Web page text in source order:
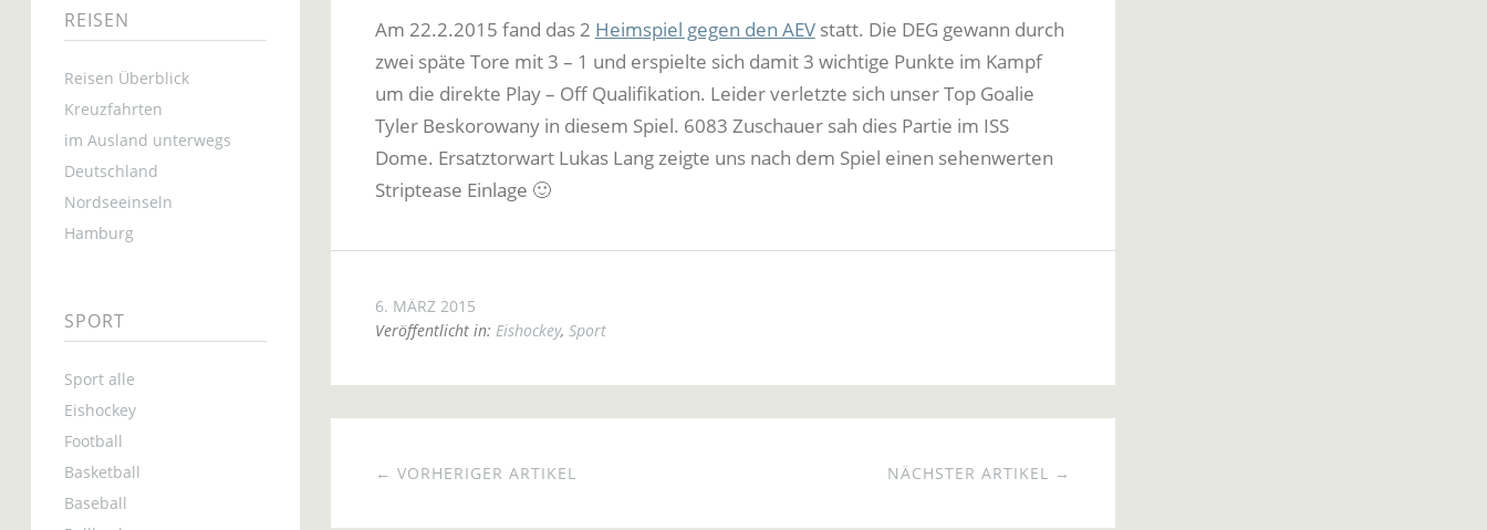
REISEN
Reisen Überblick
Kreuzfahrten
im Ausland unterwegs
Deutschland
Nordseeinseln
Hamburg
SPORT
Sport alle
Eishockey
Football
Basketball
Baseball
Am 22.2.2015 fand das 2 Heimspiel gegen den AEVstatt. Die DEG gewann durch
zwei späte Tore mit 3 – 1 und erspielte sich damit 3 wichtige Punkte im Kampf
um die direkte Play – Off Qualifikation. Leider verletzte sich unser Top Goalie
Tyler Beskorowany in diesem Spiel. 6083 Zuschauer sah dies Partie im ISS
Dome. Ersatztorwart Lukas Lang zeigte uns nach dem Spiel einen sehenwerten
Striptease Einlage 🙂
6. MÄRZ 2015
Veröffentlicht in: Eishockey, Sport
NÄCHSTER ARTIKEL →
← VORHERIGER ARTIKEL